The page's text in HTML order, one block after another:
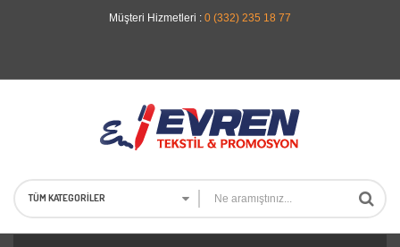
Müşteri Hizmetleri : 0 (332) 235 18 77
TÜM KATEGORILER